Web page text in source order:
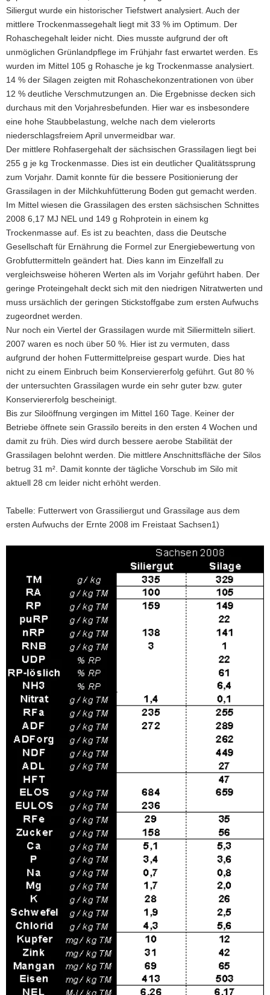
Siliergut wurde ein historischer Tiefstwert analysiert. Auch der
mittlere Trockenmassegehalt liegt mit 33 % im Optimum. Der
Rohaschegehalt leider nicht. Dies musste aufgrund der oft
unmöglichen Grünlandpflege im Frühjahr fast erwartet werden. Es
wurden im Mittel 105 g Rohasche je kg Trockenmasse analysiert.
14 % der Silagen zeigten mit Rohaschekonzentrationen von über
12 % deutliche Verschmutzungen an. Die Ergebnisse decken sich
durchaus mit den Vorjahresbefunden. Hier war es insbesondere
eine hohe Staubbelastung, welche nach dem vielerorts
niederschlagsfreiem April unvermeidbar war.
Der mittlere Rohfasergehalt der sächsischen Grassilagen liegt bei
255 g je kg Trockenmasse. Dies ist ein deutlicher Qualitätssprung
zum Vorjahr. Damit konnte für die bessere Positionierung der
Grassilagen in der Milchkuhfütterung Boden gut gemacht werden.
Im Mittel wiesen die Grassilagen des ersten sächsischen Schnittes
2008 6,17 MJ NEL und 149 g Rohprotein in einem kg
Trockenmasse auf. Es ist zu beachten, dass die Deutsche
Gesellschaft für Ernährung die Formel zur Energiebewertung von
Grobfuttermitteln geändert hat. Dies kann im Einzelfall zu
vergleichsweise höheren Werten als im Vorjahr geführt haben. Der
geringe Proteingehalt deckt sich mit den niedrigen Nitratwerten und
muss ursächlich der geringen Stickstoffgabe zum ersten Aufwuchs
zugeordnet werden.
Nur noch ein Viertel der Grassilagen wurde mit Siliermitteln siliert.
2007 waren es noch über 50 %. Hier ist zu vermuten, dass
aufgrund der hohen Futtermittelpreise gespart wurde. Dies hat
nicht zu einem Einbruch beim Konserviererfolg geführt. Gut 80 %
der untersuchten Grassilagen wurde ein sehr guter bzw. guter
Konserviererfolg bescheinigt.
Bis zur Siloöffnung vergingen im Mittel 160 Tage. Keiner der
Betriebe öffnete sein Grassilo bereits in den ersten 4 Wochen und
damit zu früh. Dies wird durch bessere aerobe Stabilität der
Grassilagen belohnt werden. Die mittlere Anschnittsfläche der Silos
betrug 31 m². Damit konnte der tägliche Vorschub im Silo mit
aktuell 28 cm leider nicht erhöht werden.
Tabelle: Futterwert von Grassiliergut und Grassilage aus dem
ersten Aufwuchs der Ernte 2008 im Freistaat Sachsen1)